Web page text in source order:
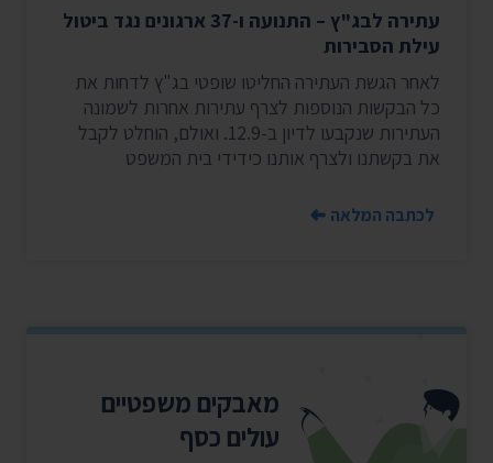
עתירה לבג"ץ – התנועה ו-37 ארגונים נגד ביטול
עילת הסבירות
לאחר הגשת העתירה החליטו שופטי בג"ץ לדחות את
כל הבקשות הנוספות לצרף עתירות אחרות לשמונה
העתירות שנקבעו לדיון ב-12.9. ואולם, הוחלט לקבל
את בקשתנו ולצרף אותנו כידידי בית המשפט
לכתבה המלאה
מאבקים משפטיים
עולים כסף